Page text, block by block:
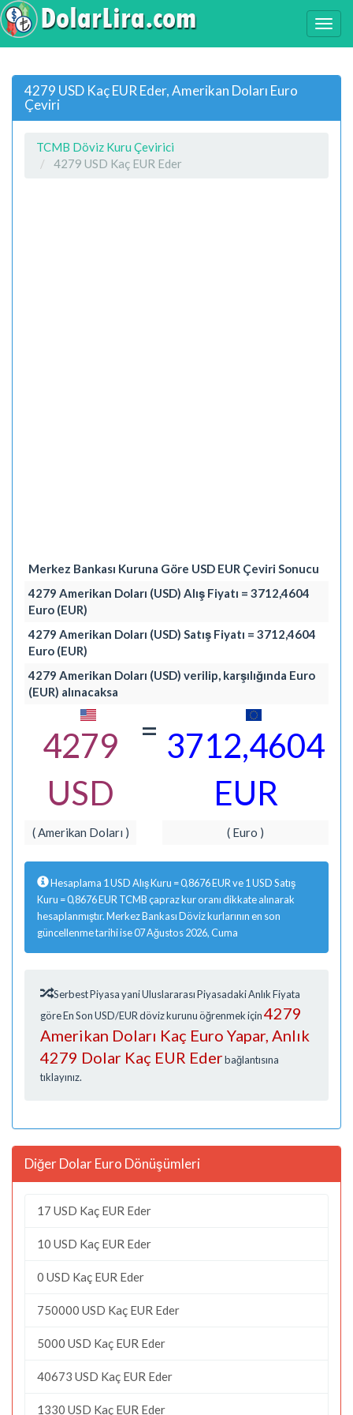
4279 USD Kaç EUR Eder, Amerikan Doları Euro
Çeviri
TCMB Döviz Kuru Çevirici
4279 USD Kaç EUR Eder
Merkez Bankası Kuruna Göre USD EUR Çeviri Sonucu
4279 Amerikan Doları (USD) Alış Fiyatı = 3712,4604
Euro (EUR)
4279 Amerikan Doları (USD) Satış Fiyatı = 3712,4604
Euro (EUR)
4279 Amerikan Doları (USD) verilip, karşılığında Euro
(EUR) alınacaksa
4279
USD
= 3712,4604
EUR
( Amerikan Doları ) ( Euro )
Hesaplama 1 USD Alış Kuru = 0,8676 EUR ve 1 USD Satış
Kuru = 0,8676 EUR TCMB çapraz kur oranı dikkate alınarak
hesaplanmıştır. Merkez Bankası Döviz kurlarının en son
güncellenme tarihi ise 07 Ağustos 2026, Cuma
Serbest Piyasa yani Uluslararası Piyasadaki Anlık Fiyata
göre En Son USD/EUR döviz kurunu öğrenmek için4279
Amerikan Doları Kaç Euro Yapar, Anlık
4279 Dolar Kaç EUR Ederbağlantısına
tıklayınız.
Diğer Dolar Euro Dönüşümleri
17 USD Kaç EUR Eder
10 USD Kaç EUR Eder
0 USD Kaç EUR Eder
750000 USD Kaç EUR Eder
5000 USD Kaç EUR Eder
40673 USD Kaç EUR Eder
1330 USD Kaç EUR Eder